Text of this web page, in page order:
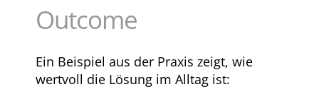
Outcome
Ein Beispiel aus der Praxis zeigt, wie
wertvoll die Lösung im Alltag ist: